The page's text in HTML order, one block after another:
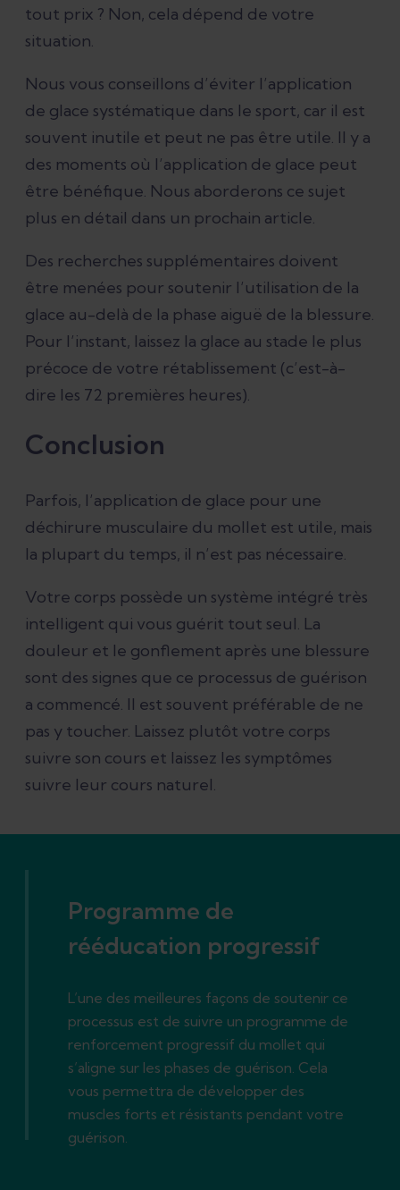
tout prix ? Non, cela dépend de votre
situation.
Nous vous conseillons d’éviter l’application
de glace systématique dans le sport, car il est
souvent inutile et peut ne pas être utile. Il y a
des moments où l’application de glace peut
être bénéfique. Nous aborderons ce sujet
plus en détail dans un prochain article.
Des recherches supplémentaires doivent
être menées pour soutenir l’utilisation de la
glace au-delà de la phase aiguë de la blessure.
Pour l’instant, laissez la glace au stade le plus
précoce de votre rétablissement (c’est-à-
dire les 72 premières heures).
Conclusion
Parfois, l’application de glace pour une
déchirure musculaire du mollet est utile, mais
la plupart du temps, il n’est pas nécessaire.
Votre corps possède un système intégré très
intelligent qui vous guérit tout seul. La
douleur et le gonflement après une blessure
sont des signes que ce processus de guérison
a commencé. Il est souvent préférable de ne
pas y toucher. Laissez plutôt votre corps
suivre son cours et laissez les symptômes
suivre leur cours naturel.
Programme de
rééducation progressif
L’une des meilleures façons de soutenir ce
processus est de suivre un programme de
renforcement progressif du mollet qui
s’aligne sur les phases de guérison. Cela
vous permettra de développer des
muscles forts et résistants pendant votre
guérison.